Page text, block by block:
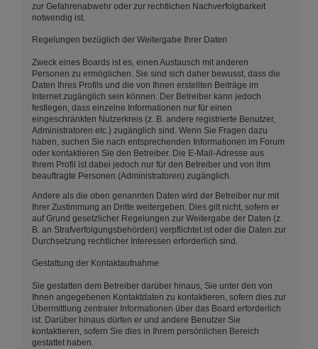
zur Gefahrenabwehr oder zur rechtlichen Nachverfolgbarkeit
notwendig ist.
Regelungen bezüglich der Weitergabe Ihrer Daten
Zweck eines Boards ist es, einen Austausch mit anderen
Personen zu ermöglichen. Sie sind sich daher bewusst, dass die
Daten Ihres Profils und die von Ihnen erstellten Beiträge im
Internet zugänglich sein können. Der Betreiber kann jedoch
festlegen, dass einzelne Informationen nur für einen
eingeschränkten Nutzerkreis (z. B. andere registrierte Benutzer,
Administratoren etc.) zugänglich sind. Wenn Sie Fragen dazu
haben, suchen Sie nach entsprechenden Informationen im Forum
oder kontaktieren Sie den Betreiber. Die E-Mail-Adresse aus
Ihrem Profil ist dabei jedoch nur für den Betreiber und von ihm
beauftragte Personen (Administratoren) zugänglich.
Andere als die oben genannten Daten wird der Betreiber nur mit
Ihrer Zustimmung an Dritte weitergeben. Dies gilt nicht, sofern er
auf Grund gesetzlicher Regelungen zur Weitergabe der Daten (z.
B. an Strafverfolgungsbehörden) verpflichtet ist oder die Daten zur
Durchsetzung rechtlicher Interessen erforderlich sind.
Gestattung der Kontaktaufnahme
Sie gestatten dem Betreiber darüber hinaus, Sie unter den von
Ihnen angegebenen Kontaktdaten zu kontaktieren, sofern dies zur
Übermittlung zentraler Informationen über das Board erforderlich
ist. Darüber hinaus dürfen er und andere Benutzer Sie
kontaktieren, sofern Sie dies in Ihrem persönlichen Bereich
gestattet haben.